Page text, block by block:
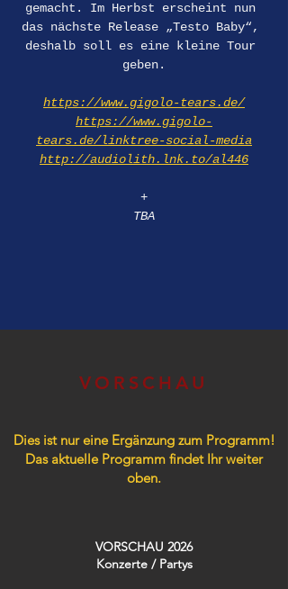
gemacht.
Im Herbst erscheint nun
das nächste Release „Testo Baby“,
deshalb soll es eine kleine Tour
geben.
https://www.gigolo-tears.de/
https://www.gigolo-
tears.de/linktree-social-media
http://audiolith.lnk.to/al446
+
TBA
VORSCHAU
Dies ist nur eine Ergänzung zum Programm!
Das aktuelle Programm findet Ihr weiter
oben.
VORSCHAU 2026
Konzerte / Partys​